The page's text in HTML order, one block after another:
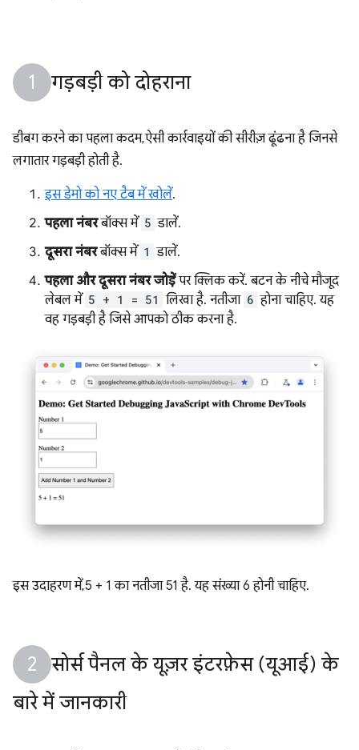
गड़बड़ी को दोहराना
डीबग करने का पहला कदम, ऐसी कार्रवाइयों की सीरीज़ ढूंढना है जिनसे
लगातार गड़बड़ी होती है.
इस डेमो को नए टैब में खोलें.
पहला नंबरबॉक्स में 5 डालें.
दूसरा नंबरबॉक्स में 1 डालें.
पहला और दूसरा नंबर जोड़ेंपर क्लिक करें. बटन के नीचे मौजूद
लेबल में 5 + 1 = 51 लिखा है. नतीजा 6 होना चाहिए. यह
वह गड़बड़ी है जिसे आपको ठीक करना है.
इस उदाहरण में, 5 + 1 का नतीजा 51 है. यह संख्या 6 होनी चाहिए.
सोर्स पैनल के यूज़र इंटरफ़ेस (यूआई) के
बारे में जानकारी